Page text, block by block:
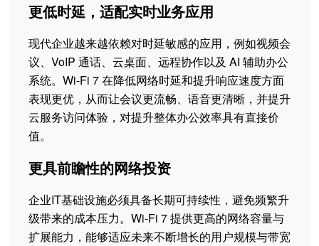
更低时延，适配实时业务应用
现代企业越来越依赖对时延敏感的应用，例如视频会
议、VoIP 通话、云桌面、远程协作以及 AI 辅助办公
系统。Wi-Fi 7 在降低网络时延和提升响应速度方面
表现更优，从而让会议更流畅、语音更清晰，并提升
云服务访问体验，对提升整体办公效率具有直接价
值。
更具前瞻性的网络投资
企业IT基础设施必须具备长期可持续性，避免频繁升
级带来的成本压力。Wi-Fi 7 提供更高的网络容量与
扩展能力，能够适应未来不断增长的用户规模与带宽